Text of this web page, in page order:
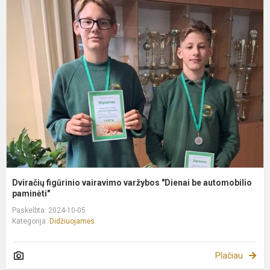
Dviračių figūrinio vairavimo varžybos "Dienai be automobilio
paminėti"
Paskelbta: 2024-10-05
Kategorija: Didžiuojamės
Plačiau